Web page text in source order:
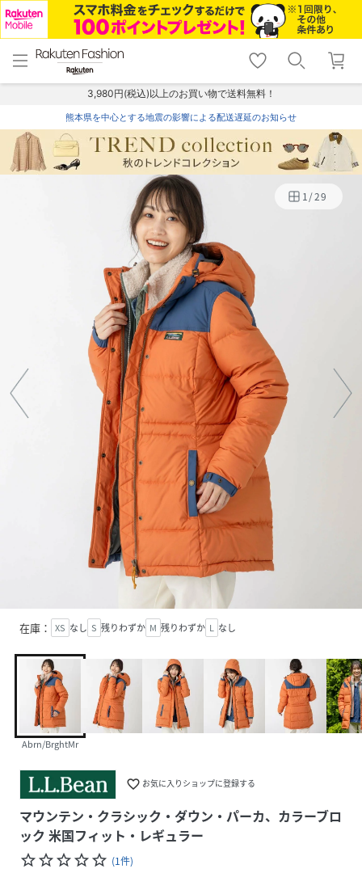
menu home
トップ
shopping_cart lock_outline
ログイン
3,980円(税込)以上のお買い物で送料無料！
熊本県を中心とする地震の影響による配送遅延のお知らせ
1/29
在庫： XS なし S 残りわずか M 残りわずか L なし
Abrn/BrghtMr
favorite_border お気に入りショップに登録する
マウンテン・クラシック・ダウン・パーカ、カラーブロ
ック 米国フィット・レギュラー
star_borderstar_borderstar_borderstar_borderstar_border (1件)